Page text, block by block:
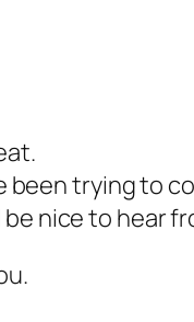
been trying to
nice to hear